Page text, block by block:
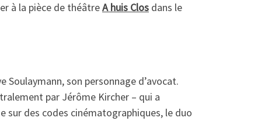
à la pièce de théâtreA huis Clos dans le
son personnage d’avocat.
par Jérôme Kircher – qui a
sur des codes cinématographiques, le duo